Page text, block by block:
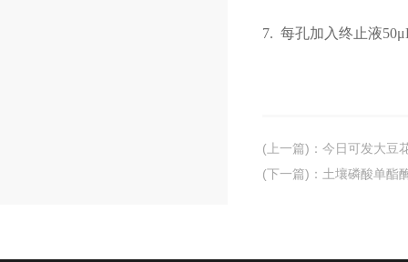
7. 每孔加入终止液
(上一篇) ： 今日可发大豆
(下一篇) ： 土壤磷酸单酯